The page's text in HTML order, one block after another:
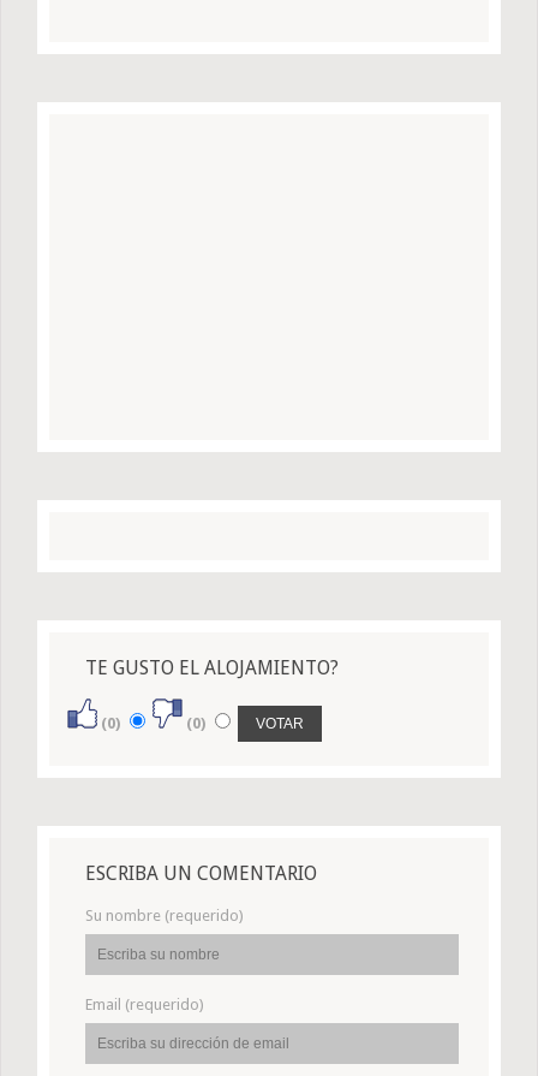
TE GUSTO EL ALOJAMIENTO?
(0) (0)
ESCRIBA UN COMENTARIO
Su nombre (requerido)
Email (requerido)